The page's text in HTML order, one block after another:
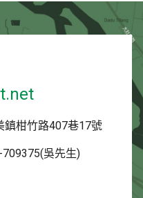
鎮柑竹路407巷17號
吳先生)